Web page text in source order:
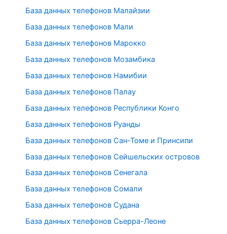
База данных телефонов Малайзии
База данных телефонов Мали
База данных телефонов Марокко
База данных телефонов Мозамбика
База данных телефонов Намибии
База данных телефонов Палау
База данных телефонов Республики Конго
База данных телефонов Руанды
База данных телефонов Сан-Томе и Принсипи
База данных телефонов Сейшельских островов
База данных телефонов Сенегала
База данных телефонов Сомали
База данных телефонов Судана
База данных телефонов Сьерра-Леоне